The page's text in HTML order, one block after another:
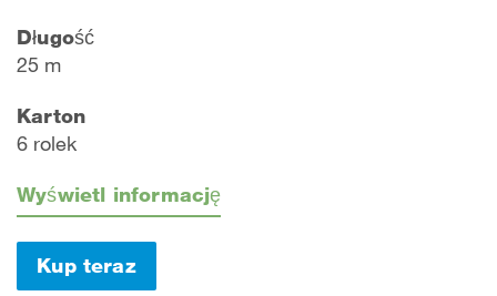
Długość
25 m
Karton
6 rolek
Wyświetl informację
Kup teraz